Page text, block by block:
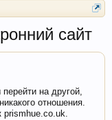
сайт
на другой,
отношения.
prismhue.co.uk.